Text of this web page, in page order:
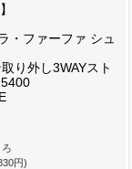
・ファーファ シュ
り外し3WAYスト
円)